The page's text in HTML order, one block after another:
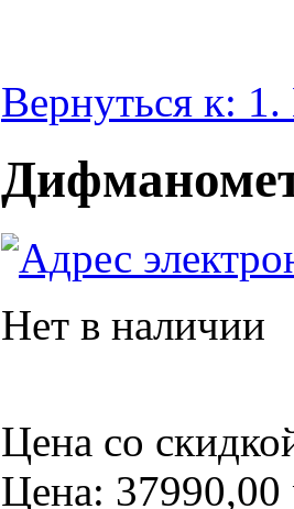
Вернуться к:
Нет в наличии
Цена со
Цена: 37990,00